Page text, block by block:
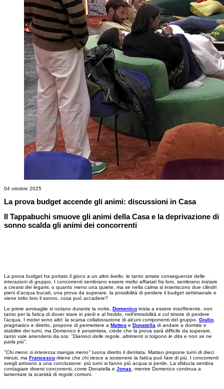
04 ottobre 2025
La prova budget accende gli animi: discussioni in Casa
Il Tappabuchi smuove gli animi della Casa e la deprivazione di
sonno scalda gli animi dei concorrenti
La prova budget ha portato il gioco a un altro livello: le tanto amate conseguenze delle
interazioni di gruppo. I concorrenti sembrano essere molto affiatati fra loro, sembrano iniziare
a crearsi dei legami, o quanto meno una quiete, ma se nella calma si inseriscono due cilindri
pieni d'acqua bucati, una prova da superare, la possibilità di perdere il budget settimanale e
viene tolto loro il sonno, cosa può accadere?
Le prime avvisaglie si notano durante la notte, Domenico inizia a essere insofferente, non
tanto per la fatica di dover stare in piedi e al freddo, nell'immobilità e col timore di perdere
l'acqua. I motivi sono altri: la scarsa collaborazione di alcuni componenti del gruppo. Giulio,
pragmatico e diretto, propone di permettere a Matteo e Donatella di andare a dormire e
stabilire dei turni, ma Domenico è pessimista, crede che la prova sarà difficile da superare,
tanto vale arrendersi da ora: "Diamoci delle regole, altrimenti si tolgono le dita e non se ne
parla più".
"Chi meno si interessa mangia meno" tuona diretto il dentista. Matteo propone turni di dieci
minuti, ma Francesco ritiene che chi riesce a sostenere la fatica può fare di più. I concorrenti
svegli arrivano a una conclusione: più turni si fanno più acqua si perde. La sfiducia sembra
contagiare diversi concorrenti, come Donatella e Jonas, mentre Domenico continua a
lamentare la scarsità di regole comuni.